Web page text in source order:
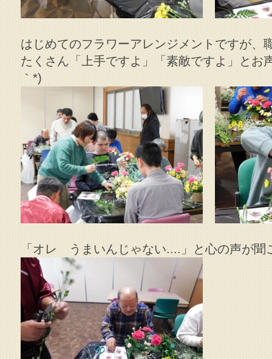
はじめてのフラワーアレンジメントですが、
たくさん「上手ですよ」「素敵ですよ」と
｀*)
「オレ うまいんじゃない....」と心の声が聞